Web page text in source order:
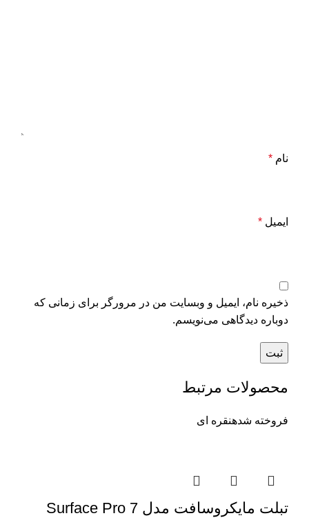
نام *
ایمیل *
ذخیره نام، ایمیل و وبسایت من در مرورگر برای زمانی که
دوباره دیدگاهی می‌نویسم.
محصولات مرتبط
فروخته شدهنقره ای
تبلت مایکروسافت مدل Surface Pro 7